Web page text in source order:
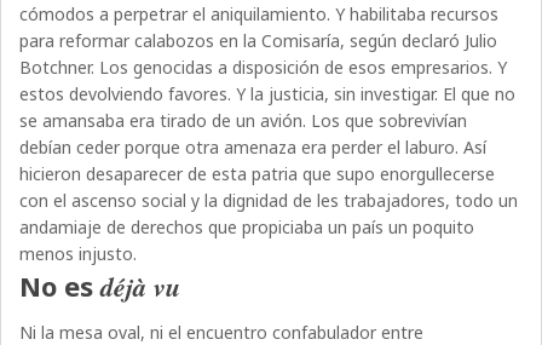
cómodos a perpetrar el aniquilamiento. Y habilitaba recursos
para reformar calabozos en la Comisaría, según declaró Julio
Botchner. Los genocidas a disposición de esos empresarios. Y
estos devolviendo favores. Y la justicia, sin investigar. El que no
se amansaba era tirado de un avión. Los que sobrevivían
debían ceder porque otra amenaza era perder el laburo. Así
hicieron desaparecer de esta patria que supo enorgullecerse
con el ascenso social y la dignidad de les trabajadores, todo un
andamiaje de derechos que propiciaba un país un poquito
menos injusto.
No esdéjà vu
Ni la mesa oval, ni el encuentro confabulador entre